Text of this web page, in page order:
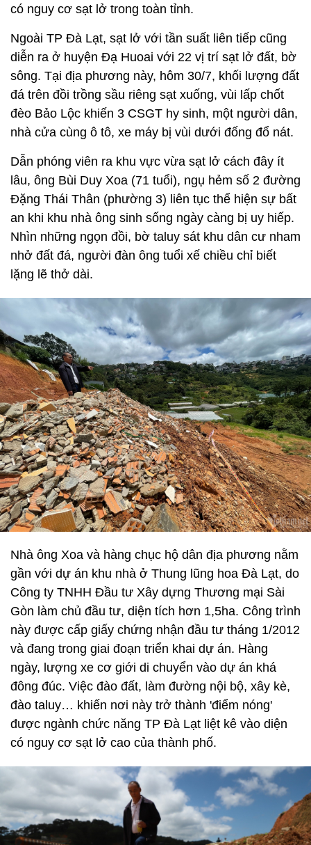
có nguy cơ sạt lở trong toàn tỉnh.
Ngoài TP Đà Lạt, sạt lở với tần suất liên tiếp cũng
diễn ra ở huyện Đạ Huoai với 22 vị trí sạt lở đất, bờ
sông. Tại địa phương này, hôm 30/7, khối lượng đất
đá trên đồi trồng sầu riêng sạt xuống, vùi lấp chốt
đèo Bảo Lộc khiến 3 CSGT hy sinh, một người dân,
nhà cửa cùng ô tô, xe máy bị vùi dưới đống đổ nát.
Dẫn phóng viên ra khu vực vừa sạt lở cách đây ít
lâu, ông Bùi Duy Xoa (71 tuổi), ngụ hẻm số 2 đường
Đặng Thái Thân (phường 3) liên tục thể hiện sự bất
an khi khu nhà ông sinh sống ngày càng bị uy hiếp.
Nhìn những ngọn đồi, bờ taluy sát khu dân cư nham
nhở đất đá, người đàn ông tuổi xế chiều chỉ biết
lặng lẽ thở dài.
Nhà ông Xoa và hàng chục hộ dân địa phương nằm
gần với dự án khu nhà ở Thung lũng hoa Đà Lạt, do
Công ty TNHH Đầu tư Xây dựng Thương mại Sài
Gòn làm chủ đầu tư, diện tích hơn 1,5ha. Công trình
này được cấp giấy chứng nhận đầu tư tháng 1/2012
và đang trong giai đoạn triển khai dự án. Hàng
ngày, lượng xe cơ giới di chuyển vào dự án khá
đông đúc. Việc đào đất, làm đường nội bộ, xây kè,
đào taluy… khiến nơi này trở thành 'điểm nóng'
được ngành chức năng TP Đà Lạt liệt kê vào diện
có nguy cơ sạt lở cao của thành phố.